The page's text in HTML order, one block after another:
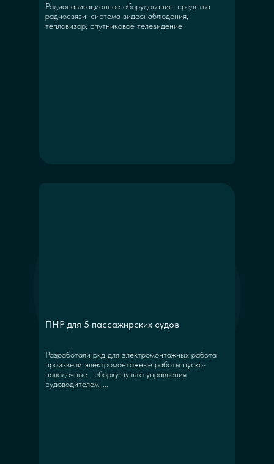
Разработали ркд для электромонтажных работа
произвели электромонтажные работы пуско-
наладочные , сборку пульта управления
судоводителем.....
ПНР для 5 пассажирских судов
Радионавигационное оборудование, средства
радиосвязи, система видеонаблюдения,
тепловизор, спутниковое телевидение